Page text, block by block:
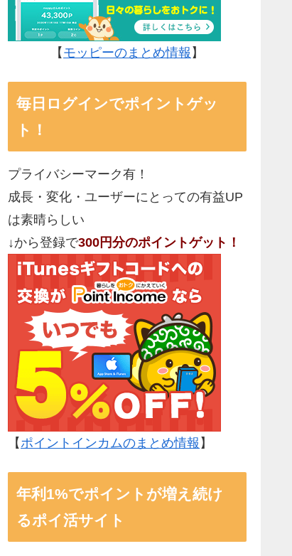
【 モッピーのまとめ情報 】
毎日ログインでポイントゲッ
ト！
プライバシーマーク有！
成長・変化・ユーザーにとっての有益UP
は素晴らしい
↓から登録で300円分のポイントゲット！
【 ポイントインカムのまとめ情報 】
年利1%でポイントが増え続け
るポイ活サイト